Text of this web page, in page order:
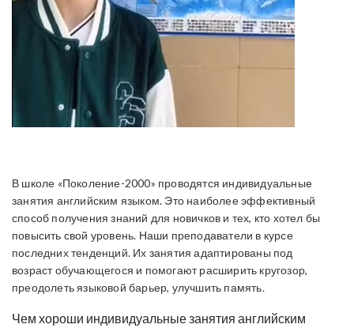
В школе «Поколение-2000» проводятся индивидуальные
занятия английским языком. Это наиболее эффективный
способ получения знаний для новичков и тех, кто хотел бы
повысить свой уровень. Наши преподаватели в курсе
последних тенденций. Их занятия адаптированы под
возраст обучающегося и помогают расширить кругозор,
преодолеть языковой барьер, улучшить память.
Чем хороши индивидуальные занятия английским